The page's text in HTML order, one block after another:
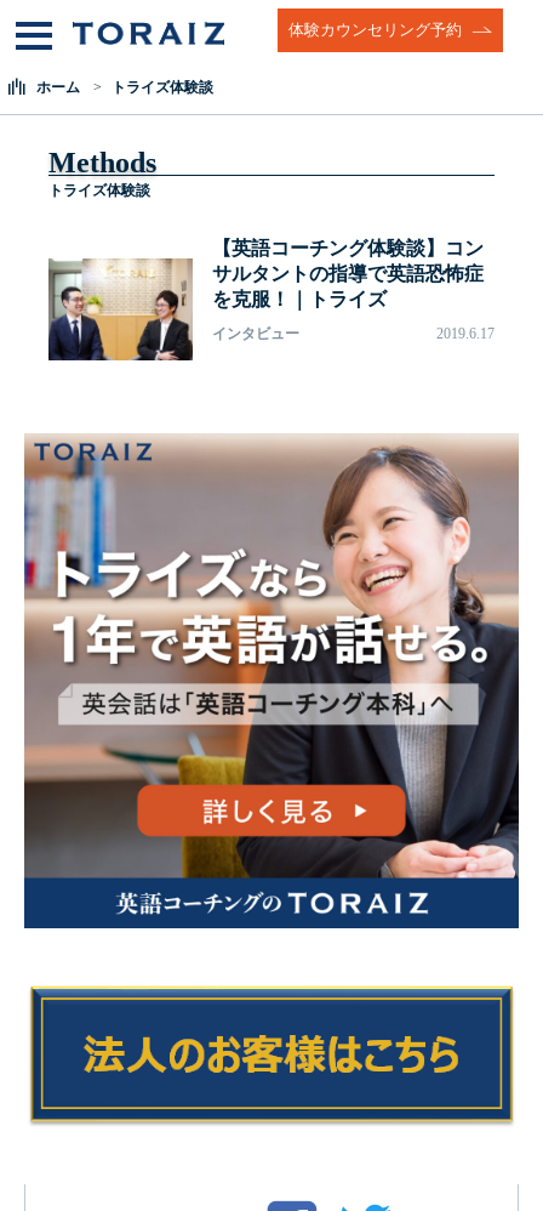
体験カウンセリング予約
ホーム トライズ体験談
Methods
トライズ体験談
【英語コーチング体験談】コン
サルタントの指導で英語恐怖症
を克服！｜トライズ
インタビュー 2019.6.17